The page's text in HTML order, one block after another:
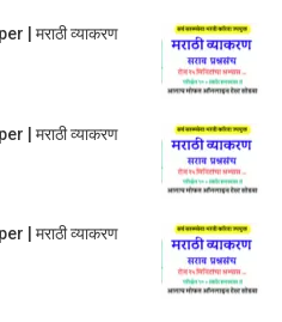
| मराठी व्याकरण
| मराठी व्याकरण
| मराठी व्याकरण